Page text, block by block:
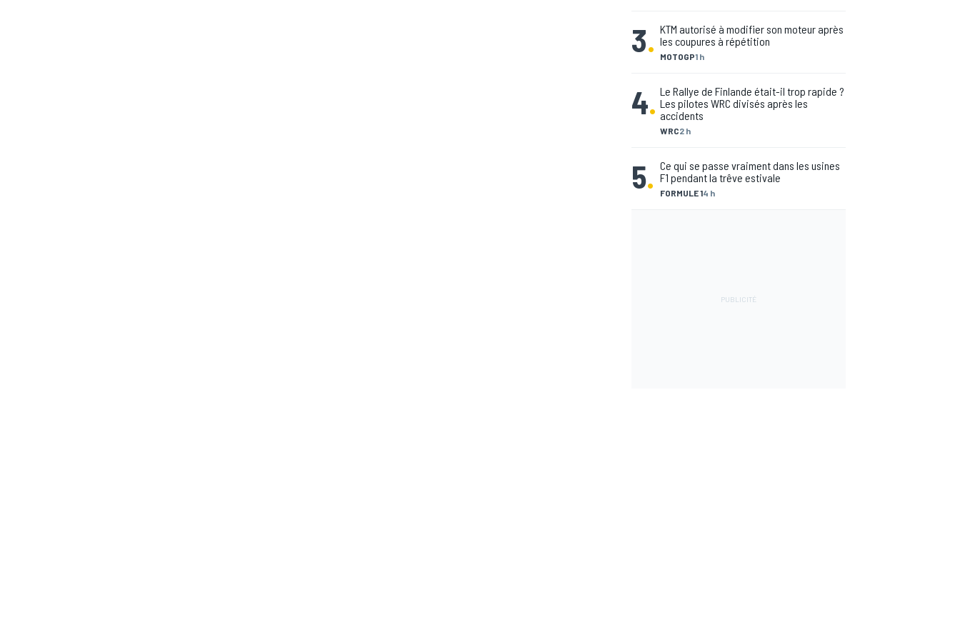
3. MOTOGP1 h
KTM autorisé à modifier son moteur après
les coupures à répétition
4.
WRC2 h
Le Rallye de Finlande était-il trop rapide ?
Les pilotes WRC divisés après les
accidents
5. FORMULE 14 h
Ce qui se passe vraiment dans les usines
F1 pendant la trêve estivale